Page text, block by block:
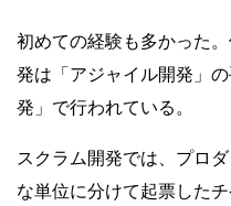
初めての経験も多かった
発は「アジャイル開発」
発」で行われている。
スクラム開発では、プロ
な単位に分けて起票した